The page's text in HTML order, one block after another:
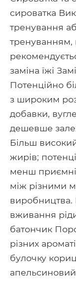
сироватка
тренування
тренуванням,
заміна їжі
Потенційно
з широким
добавки,
дешевше
Більш
жирів;
менш приємні;
між різними
виробництва.
вживання
батончик
різних
булочку